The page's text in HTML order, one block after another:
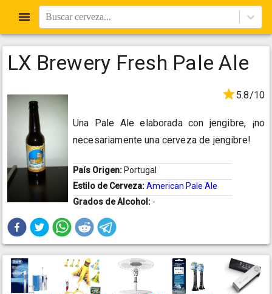
Buscar cerveza...
LX Brewery Fresh Pale Ale
5.8/10
Una Pale Ale elaborada con jengibre, ¡no
necesariamente una cerveza de jengibre!
País Origen: Portugal
Estilo de Cerveza:American Pale Ale
Grados de Alcohol: -